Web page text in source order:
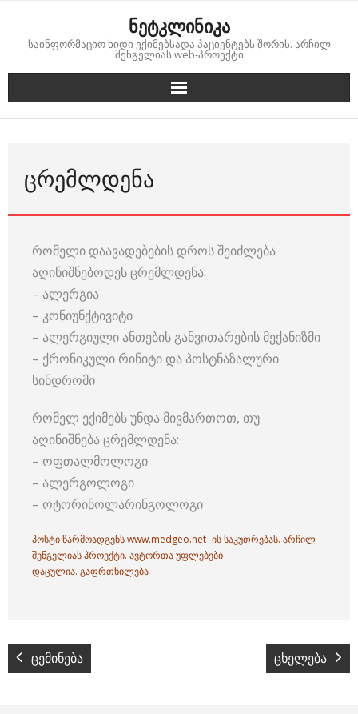
content
ნეტკლინიკა
საინფორმაციო ხიდი ექიმებსადა პაციენტებს შორის. არჩილ
შენგელიას web-პროექტი
ᲪᲠᲔᲛᲚᲓᲔᲜᲐ
რომელი დაავადებების დროს შეიძლება
აღინიშნებოდეს ცრემლდენა:
– ალერგია
– კონიუნქტივიტი
– ალერგიული ანთების განვითარების მექანიზმი
– ქრონიკული რინიტი და პოსტნაზალური
სინდრომი
რომელ ექიმებს უნდა მივმართოთ, თუ
აღინიშნება ცრემლდენა:
– ოფთალმოლოგი
– ალერგოლოგი
– ოტორინოლარინგოლოგი
პოსტი წარმოადგენსwww.medgeo.net-ის საკუთრებას. არჩილ
შენგელიას პროექტი. ავტორთა უფლებები
დაცულია. გაფრთხილება
ცემინება ცხელება